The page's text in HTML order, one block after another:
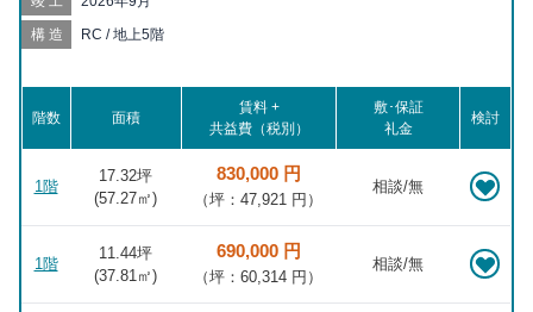
構造 RC / 地上5階
階数 面積
賃料 +
共益費（税別）
敷･保証
礼金
検討
1階
17.32坪
(57.27㎡)
830,000 円
（坪：47,921 円）
相談/無
1階
11.44坪
(37.81㎡)
690,000 円
（坪：60,314 円）
相談/無